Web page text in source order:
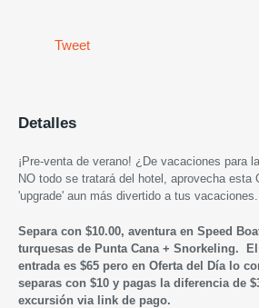
Tweet
Detalles
¡Pre-venta de verano! ¿De vacaciones para
NO todo se tratará del hotel, aprovecha esta
'upgrade' aun más divertido a tus vacaciones.
Separa con $10.00, aventura en Speed
turquesas de Punta Cana + Snorkeling.
entrada es $65 pero en Oferta del Día lo
separas con $10 y pagas la diferencia de
excursión via link de pago.